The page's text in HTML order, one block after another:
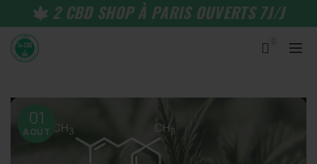
2 CBD SHOP À PARIS OUVERTS 7J/J
01
AOÛT